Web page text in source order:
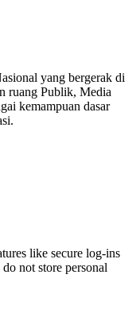
yang bergerak di
ruang Publik, Media
kemampuan dasar
like secure log-ins
not store personal